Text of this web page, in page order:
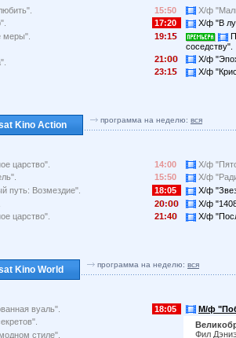
меры".
15:50
Х/ф
17:20
Х/ф "В
19:1
соседству".
21:
Х/ф
23:1
Х/ф
Kino Action программа на неделю: вся
царство".
путь: Возмездие".
царство".
14:00
Х/ф
15:50
Х/ф
18:05
Х/ф
2
:
Х/ф
21:4
Х/ф
Kino World программа на неделю: вся
вуаль".
стиле".
18:05
М/ф
Фил